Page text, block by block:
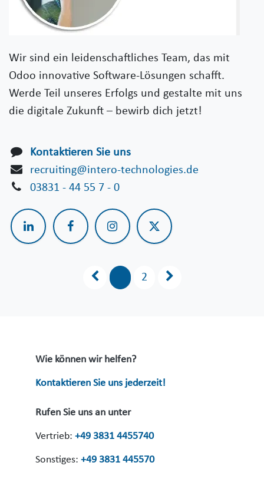
Wir sind ein leidenschaftliches Team, das mit
Odoo innovative Software-Lösungen schafft.
Werde Teil unseres Erfolgs und gestalte mit uns
die digitale Zukunft – bewirb dich jetzt!
Kontaktieren Sie uns
recruiting@intero-technologies.de
03831 - 44 55 7 - 0
2
Wie können wir helfen?
Kontaktieren Sie uns jederzeit!
Rufen Sie uns an unter
Vertrieb: +49 3831 4455740
Sonstiges: +49 3831 445570